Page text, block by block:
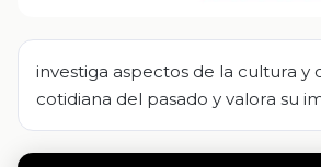
investiga aspectos de la cultura y
cotidiana del pasado y valora su